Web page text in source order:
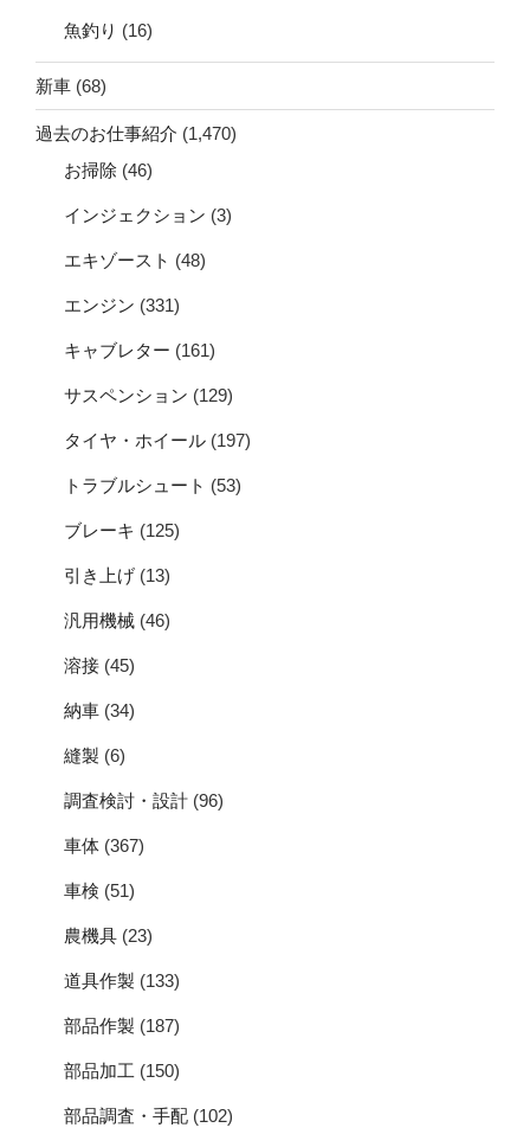
魚釣り (16)
新車 (68)
過去のお仕事紹介 (1,470)
お掃除 (46)
インジェクション (3)
エキゾースト (48)
エンジン (331)
キャブレター (161)
サスペンション (129)
タイヤ・ホイール (197)
トラブルシュート (53)
ブレーキ (125)
引き上げ (13)
汎用機械 (46)
溶接 (45)
納車 (34)
縫製 (6)
調査検討・設計 (96)
車体 (367)
車検 (51)
農機具 (23)
道具作製 (133)
部品作製 (187)
部品加工 (150)
部品調査・手配 (102)